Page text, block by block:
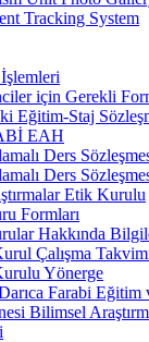
Tracking System
için Gerekli
Eğitim-Staj
EAH
Ders
Ders
Etik Kurulu
Formları
Hakkında
Çalışma
Yönerge
Farabi Eğitim
Bilimsel